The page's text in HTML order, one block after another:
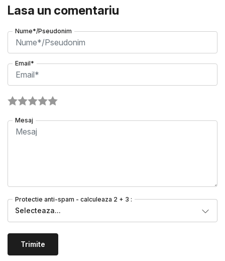
Lasa un comentariu
Nume*/Pseudonim
Email*
Mesaj
Protectie anti-spam - calculeaza 2 + 3 :
Selecteaza...
Trimite